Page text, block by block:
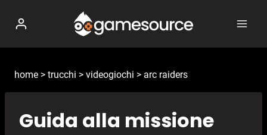
contenuto
home > trucchi > videogiochi > arc raiders
Guida alla missione